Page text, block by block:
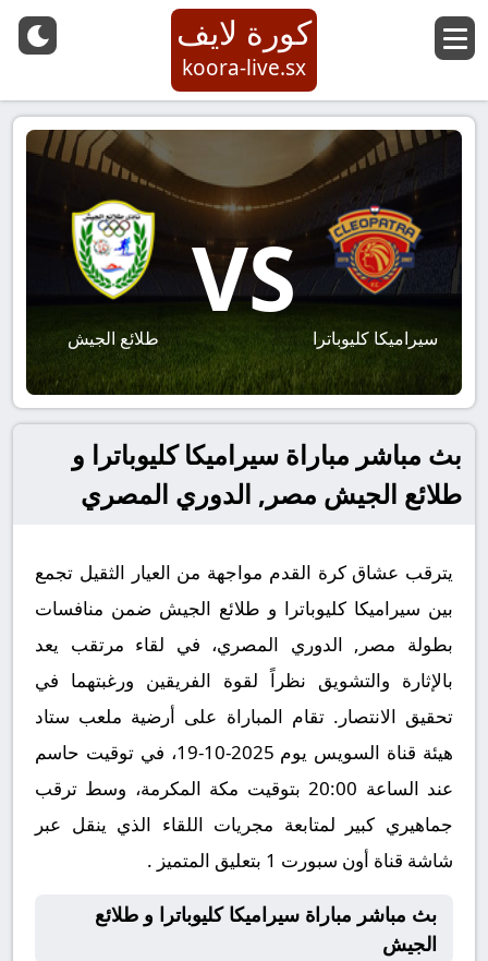
كورة لايف
koora-live.sx
سيراميكا كليوباترا
VS
طلائع الجيش
بث مباشر مباراة سيراميكا كليوباترا و
طلائع الجيش مصر, الدوري المصري
يترقب عشاق كرة القدم مواجهة من العيار الثقيل تجمع
بين سيراميكا كليوباترا و طلائع الجيش ضمن منافسات
بطولة مصر, الدوري المصري، في لقاء مرتقب يعد
بالإثارة والتشويق نظراً لقوة الفريقين ورغبتهما في
تحقيق الانتصار. تقام المباراة على أرضية ملعب ستاد
هيئة قناة السويس يوم 2025-10-19، في توقيت حاسم
عند الساعة 20:00 بتوقيت مكة المكرمة، وسط ترقب
جماهيري كبير لمتابعة مجريات اللقاء الذي ينقل عبر
شاشة قناة أون سبورت 1 بتعليق المتميز .
بث مباشر مباراة سيراميكا كليوباترا و طلائع
الجيش